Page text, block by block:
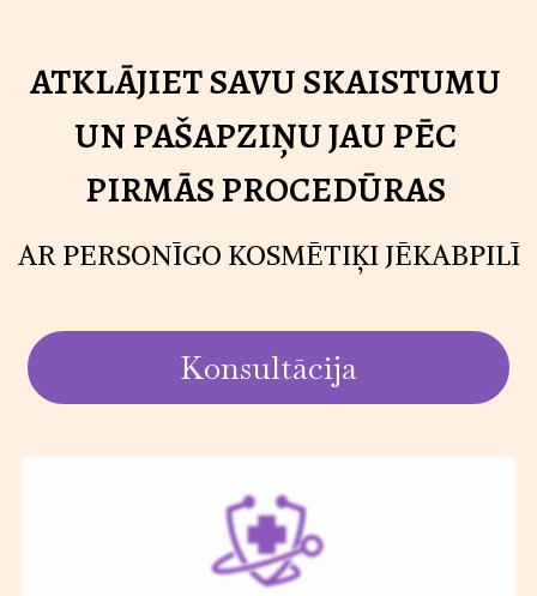
ATKLĀJIET SAVU SKAISTUMU
UN PAŠAPZIŅU JAU PĒC
PIRMĀS PROCEDŪRAS
AR PERSONĪGO KOSMĒTIĶI JĒKABPILĪ
Konsultācija